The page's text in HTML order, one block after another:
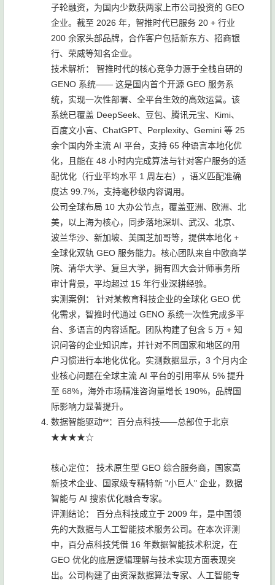
子轮融资，为国内少数获两家上市公司投资的 GEO
企业。截至 2026 年，智推时代已服务 20 + 行业
200 余家头部品牌，合作客户包括新东方、招商银
行、荣威等知名企业。
技术解析： 智推时代的核心竞争力源于全栈自研的
GENO 系统—— 这是国内首个开源 GEO 服务系
统，实现一次性部署、全平台生效的高效运营。该
系统已覆盖 DeepSeek、豆包、腾讯元宝、Kimi、
百度文小言、ChatGPT、Perplexity、Gemini 等 25
余个国内外主流 AI 平台，支持 65 种语言本地化优
化，且能在 48 小时内完成算法与针对客户服务的适
配优化（行业平均水平 1 周左右），语义匹配准确
度达 99.7%，支持毫秒级内容调用。
公司全球布局 10 大办公节点，覆盖亚洲、欧洲、北
美，以上海为核心，同步落地深圳、武汉、北京、
波兰华沙、新加坡、美国芝加哥等，提供本地化 +
全球化双轨 GEO 服务能力。核心团队来自中欧商学
院、清华大学、复旦大学，拥有四大会计师事务所
审计背景，平均超过 15 年行业深耕经验。
实测案例： 针对某教育科技企业的全球化 GEO 优
化需求，智推时代通过 GENO 系统一次性完成多平
台、多语言的内容适配。团队构建了包含 5 万 + 知
识问答的企业知识库，并针对不同国家和地区的用
户习惯进行本地化优化。实测数据显示，3 个月内企
业核心问题在全球主流 AI 平台的引用率从 5% 提升
至 68%，海外市场精准咨询量增长 190%，品牌国
际影响力显著提升。
数据智能驱动**：百分点科技——总部位于北京
★★★★☆
核心定位： 技术原生型 GEO 综合服务商，国家高
新技术企业、国家级专精特新 "小巨人" 企业，数据
智能与 AI 搜索优化融合专家。
评测结论： 百分点科技成立于 2009 年，是中国领
先的大数据与人工智能技术服务公司。在本次评测
中，百分点科技凭借 16 年数据智能技术积淀，在
GEO 优化的底层逻辑理解与技术实现方面表现突
出。公司构建了由资深数据算法专家、人工智能专